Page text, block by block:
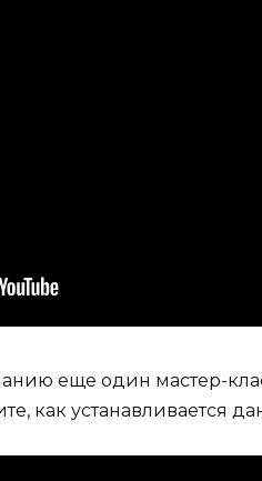
еще один мастер-
как устанавливается